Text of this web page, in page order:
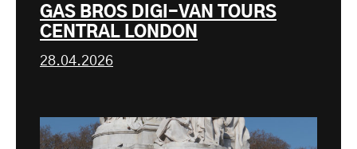
GAS BROS DIGI-VAN TOURS
CENTRAL LONDON
28.04.2026